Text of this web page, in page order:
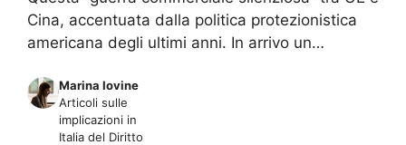
Cina, accentuata dalla politica protezionistica
americana degli ultimi anni. In arrivo un…
Marina Iovine
Articoli sulle
implicazioni in
Italia del Diritto